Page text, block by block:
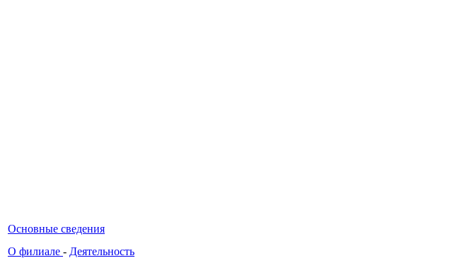
Основные сведения
О филиале - Деятельность